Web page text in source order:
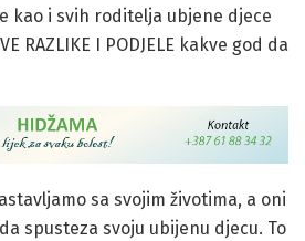
kao i svih roditelja ubjene djece
RAZLIKE I PODJELE kakve god da
sa svojim životima, a oni
spusteza svoju ubijenu djecu. To